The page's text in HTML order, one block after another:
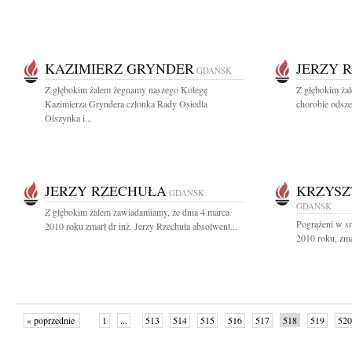
KAZIMIERZ GRYNDER GDAŃSK
Z głębokim żalem żegnamy naszego Kolegę
Kazimierza Gryndera członka Rady Osiedla
Olszynka i...
JERZY
Z głębokim
chorobie
JERZY RZECHUŁA GDAŃSK
Z głębokim żalem zawiadamiamy, że dnia 4 marca
2010 roku zmarł dr inż. Jerzy Rzechuła absolwent...
GDAŃSK
Pogrążeni w
2010 roku,
« poprzednie 1 ... 513 514 515 516 517 518 519
520